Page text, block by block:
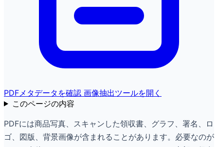
PDFメタデータを確認 画像抽出ツールを開く
このページの内容
PDFには商品写真、スキャンした領収書、グラフ、署名、ロ
ゴ、図版、背景画像が含まれることがあります。必要なのが